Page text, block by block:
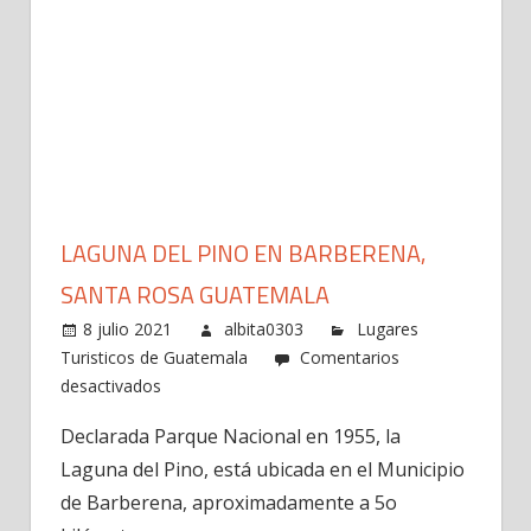
LAGUNA DEL PINO EN BARBERENA,
SANTA ROSA GUATEMALA
8 julio 2021 albita0303
Lugares
Turisticos de Guatemala
Comentarios
desactivados
del
Pino
en
Declarada Parque Nacional en 1955, la
Laguna del Pino, está ubicada en el Municipio
de Barberena, aproximadamente a 5o